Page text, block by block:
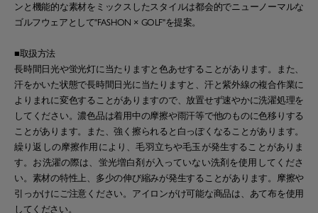
ンと機能的な素材をミックスしたスタイルは都会的でニューノーマルな
ゴルフウェアとして"FASHON × GOLF"を提案。
■取扱方法
長時間日光や蛍光灯に当たりますと色あせすることがあります。また、
汗をかいた状態で長時間日光に当たりますと、汗と紫外線の複合作業に
よりまれに変色することがありますので、放置せず速やかに洗濯処理を
してください。濃色品は着用中の摩擦や雨汗等で他のものに色移りする
ことがあります。また、強く擦られると白っぽくなることがあります。
繰り返しの摩擦作用により、毛羽立ちや毛玉が発生することがありま
す。お洗濯の際は、蛍光増白剤が入っていない洗剤を使用してくださ
い。素材の特性上、多少の伸び縮みが発生することがあります。摩擦や
引っかけにご注意ください。アイロンがけ可能な商品は、あて布を使用
してください。